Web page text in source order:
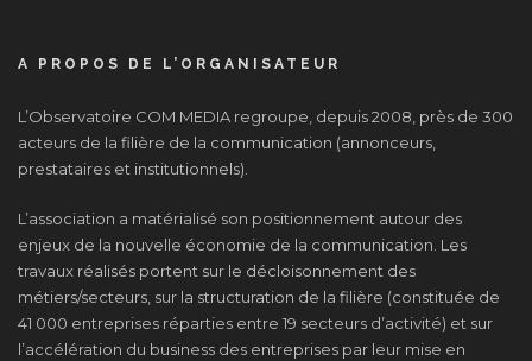
A PROPOS DE L’ORGANISATEUR
L’Observatoire COM MEDIA regroupe, depuis 2008, près de 300
acteurs de la filière de la communication (annonceurs,
prestataires et institutionnels).
L’association a matérialisé son positionnement autour des
enjeux de la nouvelle économie de la communication. Les
travaux réalisés portent sur le décloisonnement des
métiers/secteurs, sur la structuration de la filière (constituée de
41 000 entreprises réparties entre 19 secteurs d’activité) et sur
l’accélération du business des entreprises par leur mise en